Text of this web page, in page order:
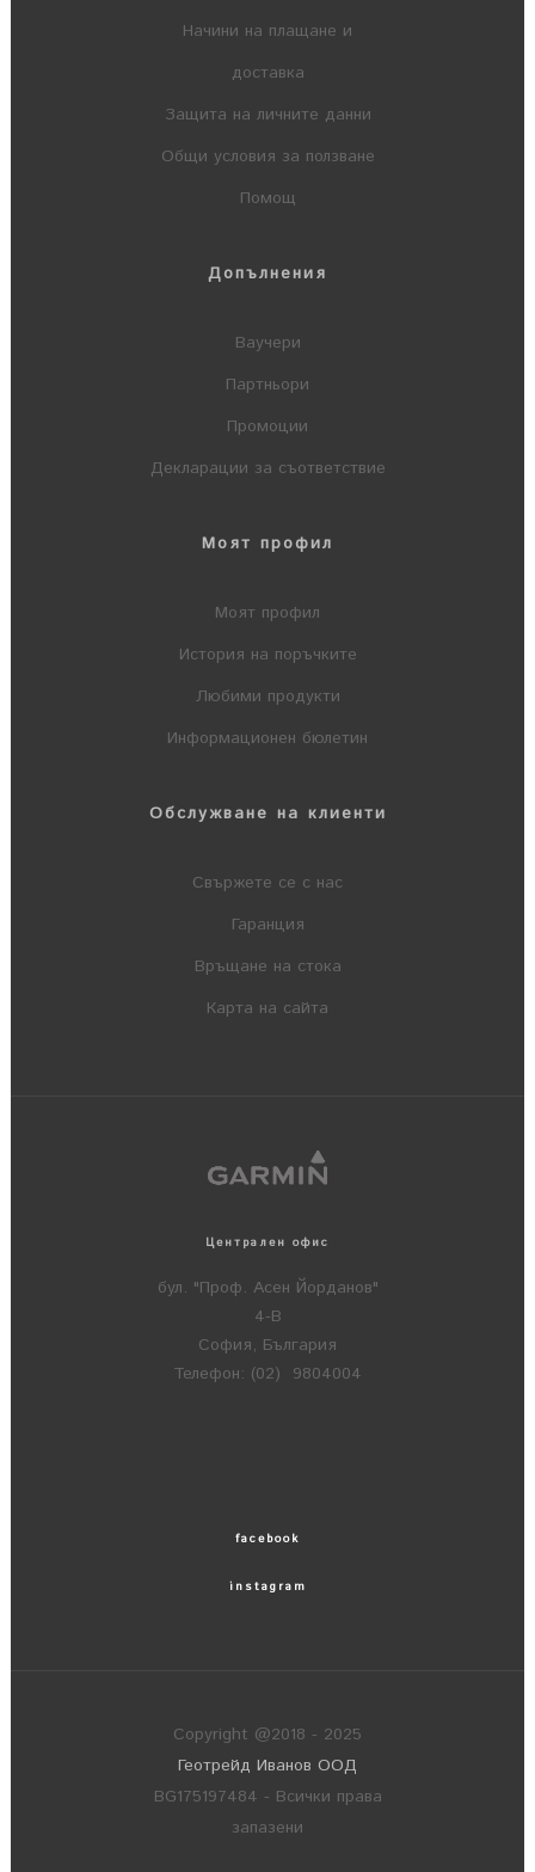
Начини на плащане и
доставка
Защита на личните данни
Общи условия за ползване
Помощ
Допълнения
Ваучери
Партньори
Промоции
Декларации за съответствие
Моят профил
Моят профил
История на поръчките
Любими продукти
Информационен бюлетин
Обслужване на клиенти
Свържете се с нас
Гаранция
Връщане на стока
Карта на сайта
Централен офис
бул. "Проф. Асен Йорданов"
4-В
София, България
Телефон: (02) 9804004
facebook
instagram
Copyright @2018 - 2025
Геотрейд Иванов ООД
BG175197484 - Всички права
запазени